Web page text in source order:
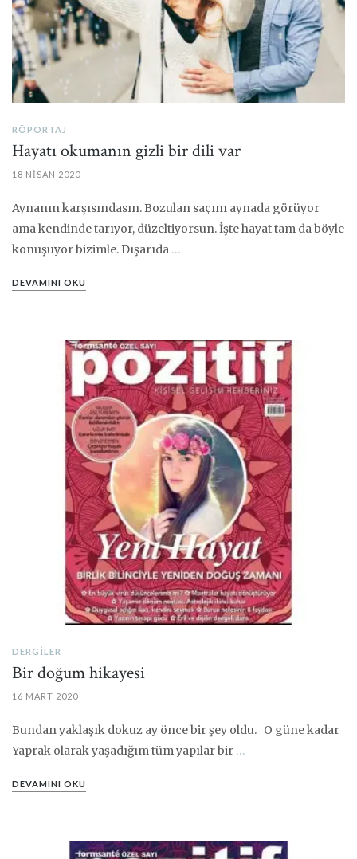
RÖPORTAJ
Hayatı okumanın gizli bir dili var
18 NISAN 2020
Aynanın karşısındasın. Bozulan saçını aynada görüyor
ama kendinde tarıyor, düzeltiyorsun. İşte hayat tam da böyle
konuşuyor bizimle. Dışarıda …
DEVAMINI OKU
DERGILER
Bir doğum hikayesi
16 MART 2020
Bundan yaklaşık dokuz ay önce bir şey oldu. O güne kadar
Yaprak olarak yaşadığım tüm yapılar bir …
DEVAMINI OKU